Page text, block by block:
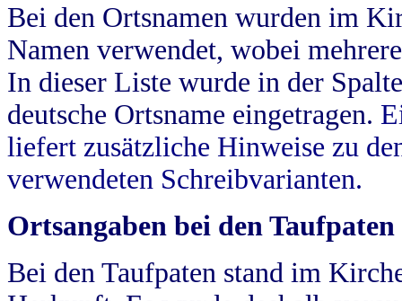
Bei den Ortsnamen wurden im
Namen verwendet, wobei
In dieser Liste wurde in der
deutsche Ortsname eingetragen.
liefert zusätzliche Hinweise zu
verwendeten Schreibvarianten.
Ortsangaben bei den Taufpaten
Bei den Taufpaten stand im